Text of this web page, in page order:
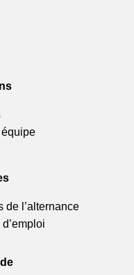
de l’alternance